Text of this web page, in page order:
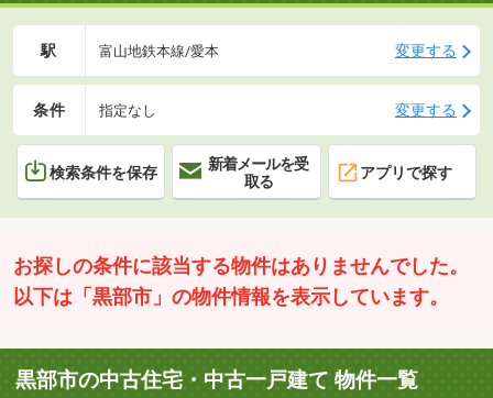
駅 富山地鉄本線/愛本 変更する
条件 指定なし 変更する
検索条件を保存
新着メールを受
取る
アプリで探す
お探しの条件に該当する物件はありませんでした。
以下は「黒部市」の物件情報を表示しています。
黒部市の中古住宅・中古一戸建て 物件一覧